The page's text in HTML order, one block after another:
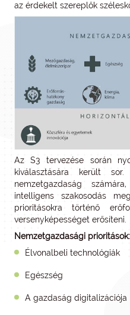
az érdekelt szereplők
Az S3 tervezése során
kiválasztására került
nemzetgazdaság
intelligens szakosodás
prioritásokra történő
versenyképességet erősíteni.
Nemzetgazdasági prioritások:
Élvonalbeli technológiák
Egészség
A gazdaság digitalizációja